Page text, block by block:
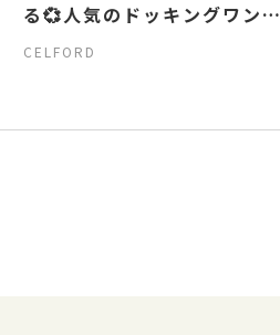
る💞人気のドッキングワンピ
ース✨
CELFORD